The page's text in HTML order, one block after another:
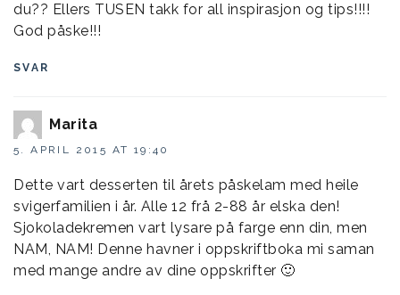
du?? Ellers TUSEN takk for all inspirasjon og tips!!!!
God påske!!!
SVAR
Marita
5. APRIL 2015 AT 19:40
Dette vart desserten til årets påskelam med heile
svigerfamilien i år. Alle 12 frå 2-88 år elska den!
Sjokoladekremen vart lysare på farge enn din, men
NAM, NAM! Denne havner i oppskriftboka mi saman
med mange andre av dine oppskrifter 🙂